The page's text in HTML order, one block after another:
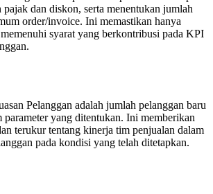
pajak dan diskon, serta menentukan jumlah
order/invoice. Ini memastikan hanya
syarat yang berkontribusi pada KPI
Pelanggan adalah jumlah pelanggan baru
parameter yang ditentukan. Ini memberikan
terukur tentang kinerja tim penjualan dalam
pada kondisi yang telah ditetapkan.